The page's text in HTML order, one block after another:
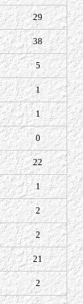
29
38
5
1
1
0
22
1
2
2
21
2